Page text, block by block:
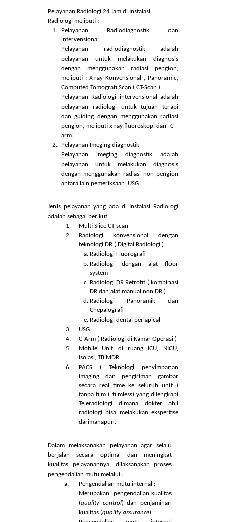
2020 tentang Pelayanan Radiologi Klinik.
Pelayanan Radiologi Klinik adalah pelayanan
medik yang menggunakan semua modalitas
yang menggunakan sumber radiasi pengion
dan non pengion untuk diagnosis dan/atau
terapi dengan panduanimejing .
Pelayanan Radiologi 24 jam di Instalasi
Radiologi meliputi :
Pelayanan Radiodiagnostik dan
intervensional
Pelayanan radiodiagnostik adalah
pelayanan untuk melakukan diagnosis
dengan menggunakan radiasi pengion,
meliputi : X-ray Konvensional , Panoramic,
Computed Tomografi Scan ( CT-Scan ).
pelayanan radiologi untuk tujuan terapi
dan guiding dengan menggunakan radiasi
pengion, meliputi x ray fluoroskopi dan C –
arm.
Pelayanan Imeging diagnostik
Pelayanan imeging diagnostik adalah
pelayanan untuk melakukan diagnosis
dengan menggunakan radiasi non pengion
antara lain pemeriksaan USG .
Jenis pelayanan yang ada di Instalasi Radiologi
adalah sebagai berikut:
Multi Slice CT scan
Radiologi konvensional dengan
teknologi DR ( Digital Radiologi )
Radiologi Fluorografi
Radiologi dengan alat floor
system
Radiologi DR Retrofit ( kombinasi
DR dan alat manual non DR )
Radiologi Panoramik dan
C-Arm ( Radiologi di Kamar Operasi )
Mobile Unit di ruang ICU, NICU,
Isolasi, TB MDR
PACS ( Teknologi penyimpanan
imaging dan pengiriman gambar
secara real time ke seluruh unit )